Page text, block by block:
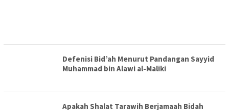
Defenisi Bid’ah Menurut Pandangan Sayyid
Muhammad bin Alawi al-Maliki
Apakah Shalat Tarawih Berjamaah Bidah